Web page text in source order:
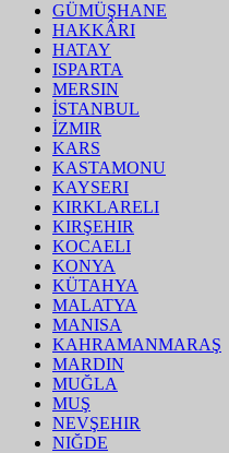
GÜMÜŞHANE
HAKKÂRI
HATAY
ISPARTA
MERSIN
İSTANBUL
İZMIR
KARS
KASTAMONU
KAYSERI
KIRKLARELI
KIRŞEHIR
KOCAELI
KONYA
KÜTAHYA
MALATYA
MANISA
KAHRAMANMARAŞ
MARDIN
MUĞLA
MUŞ
NEVŞEHIR
NIĞDE